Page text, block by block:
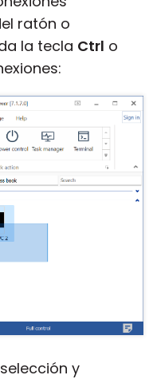
ratón o
la tecla Ctrl o
y